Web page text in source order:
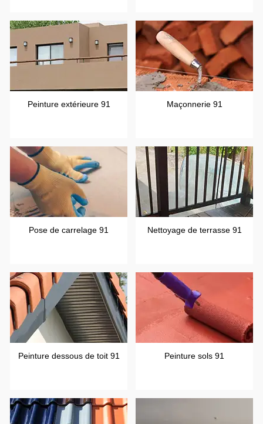
Peinture extérieure 91 Maçonnerie 91
Pose de carrelage 91 Nettoyage de terrasse 91
Peinture dessous de toit 91 Peinture sols 91